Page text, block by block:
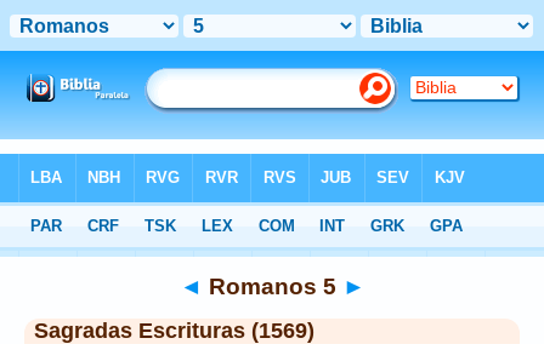
>SEV> Romanos 5
◄ Romanos 5 ►
Sagradas Escrituras (1569)